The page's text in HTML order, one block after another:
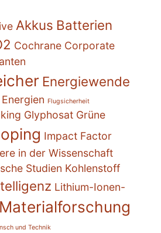
Akkus Batterien
Cochrane Corporate
Energiewende
Flugsicherheit
Glyphosat Grüne
Impact Factor
in der Wissenschaft
Studien Kohlenstoff
Lithium-Ionen-
Materialforschung
und Technik